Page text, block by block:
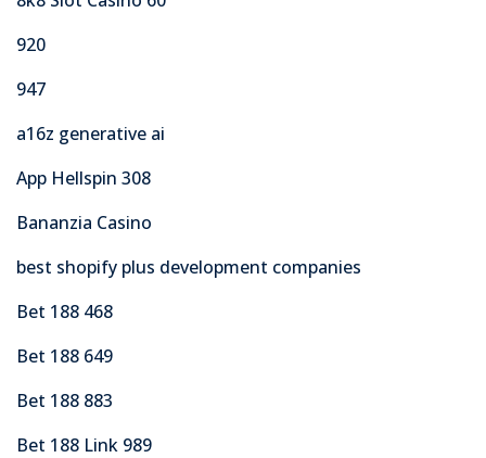
920
947
a16z generative ai
App Hellspin 308
Bananzia Casino
best shopify plus development companies
Bet 188 468
Bet 188 649
Bet 188 883
Bet 188 Link 989